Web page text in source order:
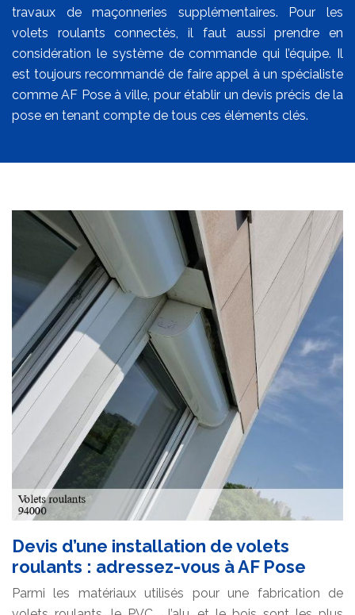
travaux de maçonneries supplémentaires. Pour les
volets roulants connectés, il faut aussi prendre en
considération le système de commande qui l’équipe. Il
est toujours recommandé de faire appel à un spécialiste
comme AF Pose à ville, pour établir un devis précis de la
pose en tenant compte de tous ces éléments clés.
Devis d’une installation de volets
roulants : adressez-vous à AF Pose
Parmi les matériaux utilisés pour une fabrication de